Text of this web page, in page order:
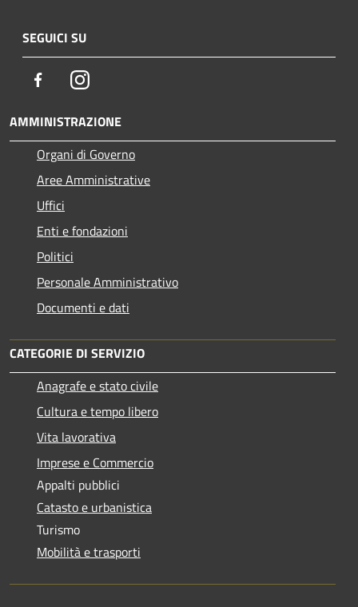
SEGUICI SU
FacebookInstagram
AMMINISTRAZIONE
Organi di Governo
Aree Amministrative
Uffici
Enti e fondazioni
Politici
Personale Amministrativo
Documenti e dati
CATEGORIE DI SERVIZIO
Anagrafe e stato civile
Cultura e tempo libero
Vita lavorativa
Imprese e Commercio
Appalti pubblici
Catasto e urbanistica
Turismo
Mobilità e trasporti